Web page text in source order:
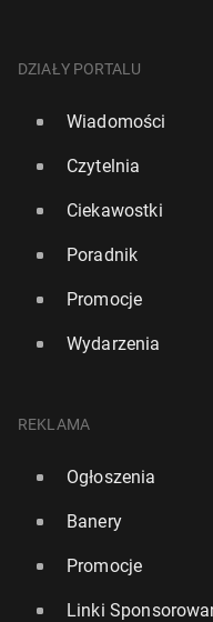
DZIAŁY PORTALU
Wiadomości
Czytelnia
Ciekawostki
Poradnik
Promocje
Wydarzenia
REKLAMA
Ogłoszenia
Banery
Promocje
Linki